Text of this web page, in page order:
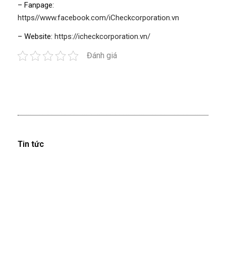
– Fanpage:
https//www.facebook.com/iCheckcorporation.vn
– Website: https://icheckcorporation.vn/
Đánh giá
Tin tức